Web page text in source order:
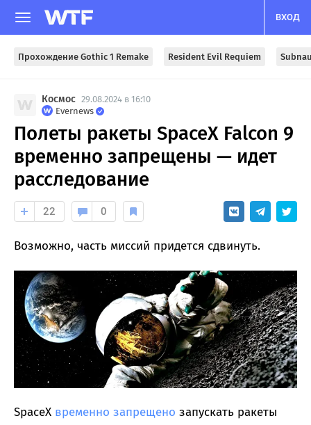
ВХОД
Прохождение Gothic 1 Remake Resident Evil Requiem
Космос 29.08.2024 в 16:10
Evernews
Полеты ракеты SpaceX Falcon 9
временно запрещены — идет
расследование
22 0
Возможно, часть миссий придется сдвинуть.
SpaceX временно запрещено запускать ракеты